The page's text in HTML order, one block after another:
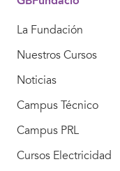
La Fundación
Nuestros Cursos
Noticias
Campus Técnico
Campus PRL
Cursos Electricidad